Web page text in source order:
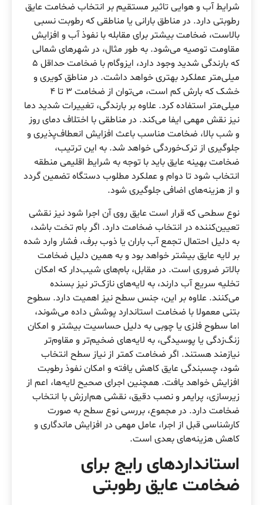
شرایط آب و هوایی تاثیر مستقیم بر انتخاب ضخامت عایق
رطوبتی دارد. در مناطق بارانی یا مناطقی که رطوبت نسبی
بالاست، ضخامت بیشتر برای مقابله با نفوذ آب و افزایش
مقاومت توصیه می‌شود. به طور مثال، در شهرهای شمالی
که بارندگی شدید وجود دارد، ایزوگام با ضخامت حداقل ۵
میلی‌متر عملکرد بهتری خواهد داشت. در مناطق کویری و
خشک که بارش کم است، می‌توان از ضخامت ۳ تا ۴
میلی‌متر استفاده کرد. علاوه بر بارندگی، تغییرات شدید دما
نیز نقش مهمی ایفا می‌کند. در مناطقی با اختلاف دمای روز
و شب بالا، ضخامت مناسب باعث افزایش انعطاف‌پذیری و
جلوگیری از ترک‌خوردگی خواهد شد. به این ترتیب،
ضخامت بهینه عایق باید با توجه به شرایط اقلیمی منطقه
انتخاب شود تا دوام و عملکرد مطلوب دستگاه تضمین گردد
و از هزینه‌های اضافی جلوگیری شود.
نوع سطحی که قرار است عایق روی آن اجرا شود نیز نقشی
تعیین‌کننده در انتخاب ضخامت دارد. اگر بام تخت باشد،
به دلیل احتمال تجمع آب باران یا ذوب برف، فشار وارد شده
بر لایه عایق بیشتر خواهد بود و به همین دلیل ضخامت
بالاتر ضروری است. در مقابل، بام‌های شیب‌دار که امکان
تخلیه سریع آب دارند، به لایه‌های نازک‌تر نیز بسنده
می‌کنند. علاوه بر این، جنس سطح نیز اهمیت دارد. سطوح
بتنی معمولا با ضخامت استاندارد پوشش داده می‌شوند،
اما سطوح فلزی یا چوبی به دلیل حساسیت بیشتر و امکان
زنگ‌زدگی یا پوسیدگی، به لایه‌های ضخیم‌تر و مقاوم‌تر
نیازمند هستند. اگر ضخامت کمتر از نیاز سطح انتخاب
شود، چسبندگی عایق کاهش یافته و امکان نفوذ رطوبت
افزایش خواهد یافت. همچنین اجرای صحیح لایه‌ها، اعم از
زیرسازی، پرایمر و نصب دقیق، نقشی هم‌ارزش با انتخاب
ضخامت دارد. در مجموع، بررسی نوع سطح به صورت
کارشناسی قبل از اجرا، عامل مهمی در افزایش ماندگاری و
کاهش هزینه‌های بعدی است.
استانداردهای رایج برای
ضخامت عایق رطوبتی